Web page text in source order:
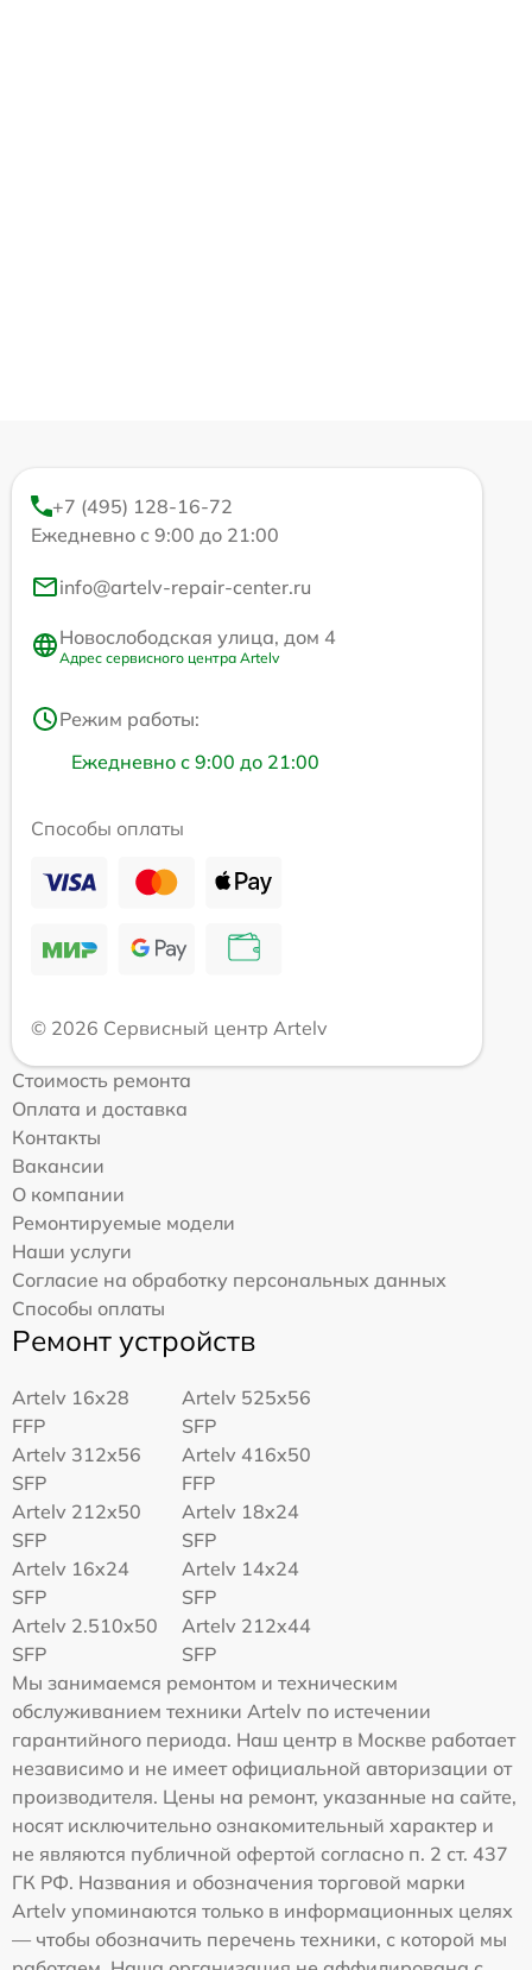
+7 (495) 128-16-72
Ежедневно с 9:00 до 21:00
info@artelv-repair-center.ru
Новослободская улица, дом 4
Адрес сервисного центра Artelv
Режим работы:
Ежедневно с 9:00 до 21:00
Способы оплаты
© 2026 Сервисный центр Artelv
Стоимость ремонта
Оплата и доставка
Контакты
Вакансии
О компании
Ремонтируемые модели
Наши услуги
Согласие на обработку персональных данных
Способы оплаты
Ремонт устройств
Artelv 16x28
FFP
Artelv 525x56
SFP
Artelv 312x56
SFP
Artelv 416x50
FFP
Artelv 212x50
SFP
Artelv 18x24
SFP
Artelv 16x24
SFP
Artelv 14x24
SFP
Artelv 2.510x50
SFP
Artelv 212x44
SFP
Мы занимаемся ремонтом и техническим
обслуживанием техники Artelv по истечении
гарантийного периода. Наш центр в Москве работает
независимо и не имеет официальной авторизации от
производителя. Цены на ремонт, указанные на сайте,
носят исключительно ознакомительный характер и
не являются публичной офертой согласно п. 2 ст. 437
ГК РФ. Названия и обозначения торговой марки
Artelv упоминаются только в информационных целях
— чтобы обозначить перечень техники, с которой мы